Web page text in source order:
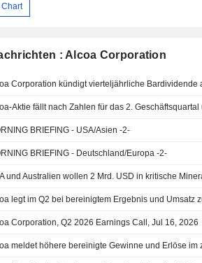
: Alcoa Corporation
BRIEFING - USA/Asien -2-
BRIEFING - Deutschland/Europa -2-
legt im Q2 bei bereinigtem Ergebnis und Umsatz
Corporation, Q2 2026 Earnings Call, Jul 16, 2026
meldet höhere bereinigte Gewinne und Erlöse im